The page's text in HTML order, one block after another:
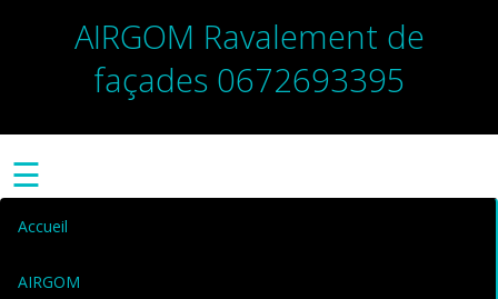
AIRGOM Ravalement de
façades 0672693395
☰
Accueil
AIRGOM